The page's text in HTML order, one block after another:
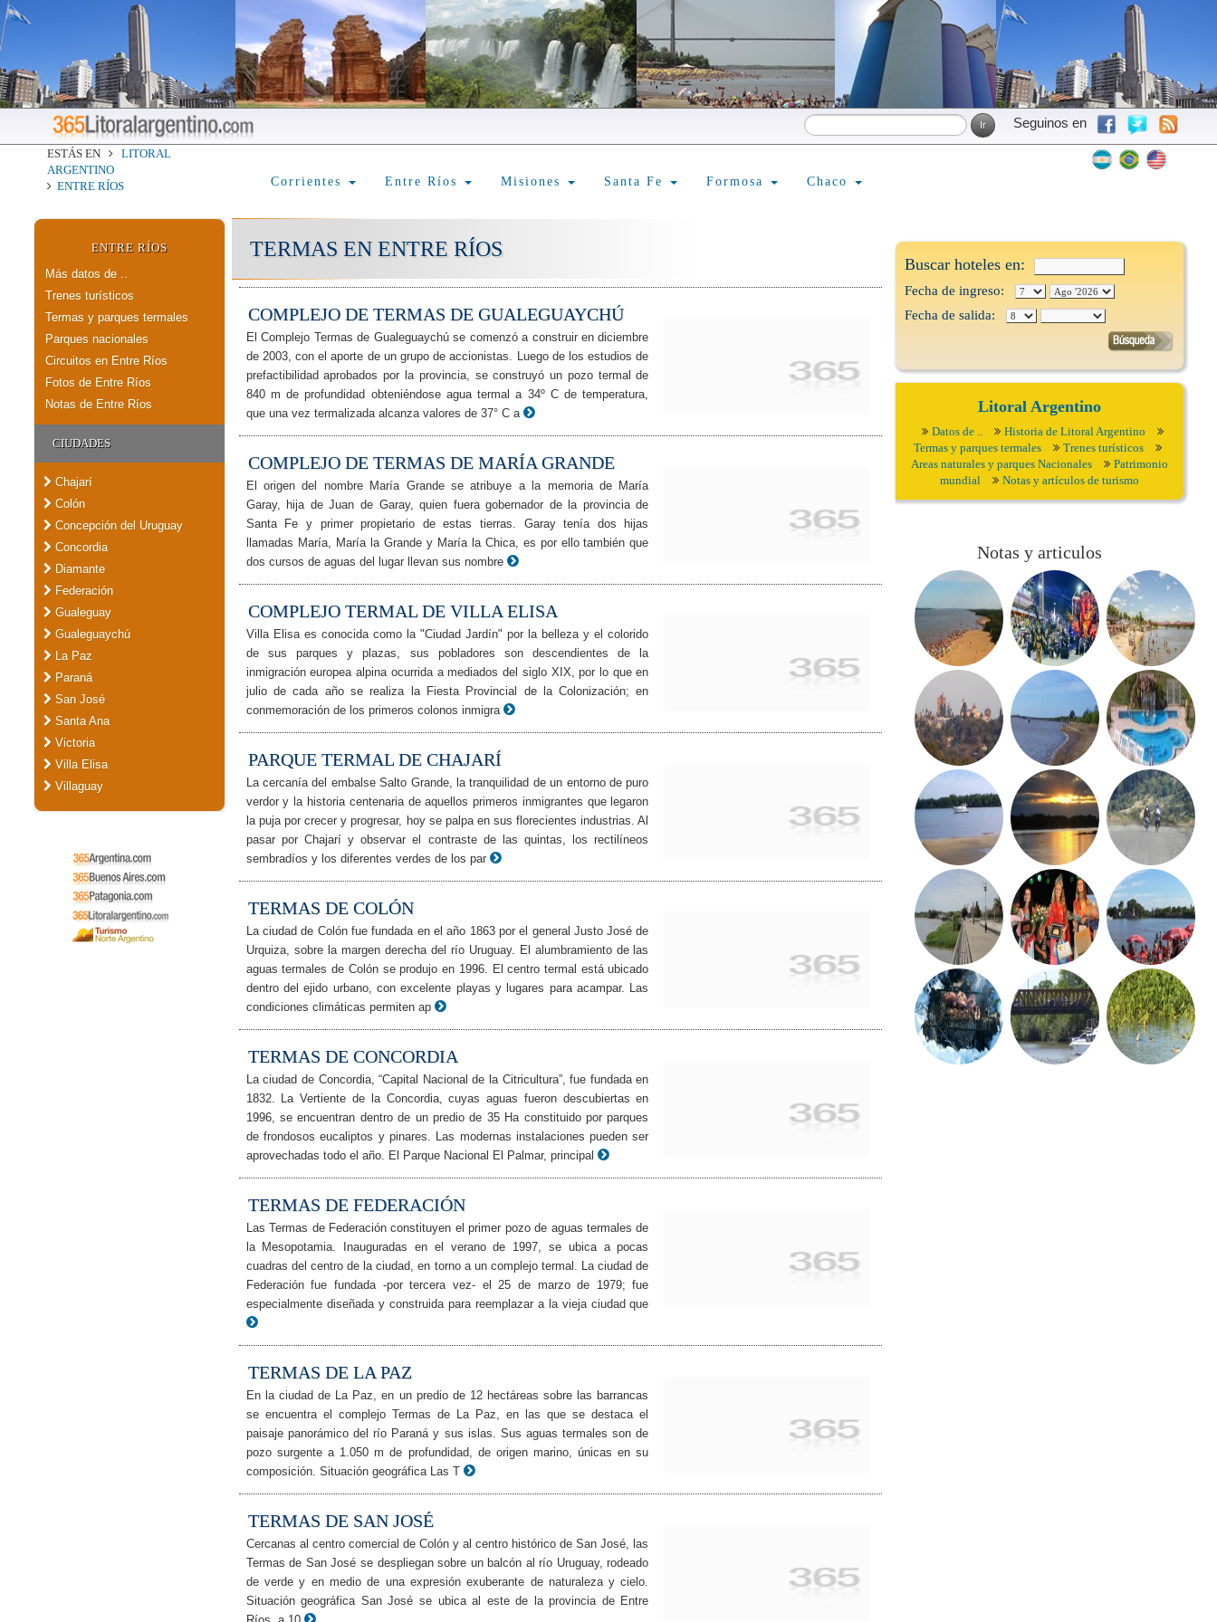
Seguinos en
ESTÁS EN
LITORAL
ARGENTINO
ENTRE RÍOS
Corrientes Entre Ríos Misiones Santa Fe Formosa Chaco
ENTRE RÍOS
Más datos de ..
Trenes turísticos
Termas y parques termales
Parques nacionales
Circuitos en Entre Ríos
Fotos de Entre Ríos
Notas de Entre Ríos
CIUDADES
Chajarí
Colón
Concepción del Uruguay
Concordia
Diamante
Federación
Gualeguay
Gualeguaychú
La Paz
Paraná
San José
Santa Ana
Victoria
Villa Elisa
Villaguay
TERMAS EN ENTRE RÍOS
COMPLEJO DE TERMAS DE GUALEGUAYCHÚ
El Complejo Termas de Gualeguaychú se comenzó a construir en diciembre
de 2003, con el aporte de un grupo de accionistas. Luego de los estudios de
prefactibilidad aprobados por la provincia, se construyó un pozo termal de
840 m de profundidad obteniéndose agua termal a 34º C de temperatura,
que una vez termalizada alcanza valores de 37° C a
COMPLEJO DE TERMAS DE MARÍA GRANDE
El origen del nombre María Grande se atribuye a la memoria de María
Garay, hija de Juan de Garay, quien fuera gobernador de la provincia de
Santa Fe y primer propietario de estas tierras. Garay tenía dos hijas
llamadas María, María la Grande y María la Chica, es por ello también que
dos cursos de aguas del lugar llevan sus nombre
COMPLEJO TERMAL DE VILLA ELISA
Villa Elisa es conocida como la "Ciudad Jardín" por la belleza y el colorido
de sus parques y plazas, sus pobladores son descendientes de la
inmigración europea alpina ocurrida a mediados del siglo XIX, por lo que en
julio de cada año se realiza la Fiesta Provincial de la Colonización; en
conmemoración de los primeros colonos inmigra
PARQUE TERMAL DE CHAJARÍ
La cercanía del embalse Salto Grande, la tranquilidad de un entorno de puro
verdor y la historia centenaria de aquellos primeros inmigrantes que legaron
la puja por crecer y progresar, hoy se palpa en sus florecientes industrias. Al
pasar por Chajarí y observar el contraste de las quintas, los rectilíneos
sembradíos y los diferentes verdes de los par
TERMAS DE COLÓN
La ciudad de Colón fue fundada en el año 1863 por el general Justo José de
Urquiza, sobre la margen derecha del río Uruguay. El alumbramiento de las
aguas termales de Colón se produjo en 1996. El centro termal está ubicado
dentro del ejido urbano, con excelente playas y lugares para acampar. Las
condiciones climáticas permiten ap
TERMAS DE CONCORDIA
La ciudad de Concordia, “Capital Nacional de la Citricultura”, fue fundada en
1832. La Vertiente de la Concordia, cuyas aguas fueron descubiertas en
1996, se encuentran dentro de un predio de 35 Ha constituido por parques
de frondosos eucaliptos y pinares. Las modernas instalaciones pueden ser
aprovechadas todo el año. El Parque Nacional El Palmar, principal
TERMAS DE FEDERACIÓN
Las Termas de Federación constituyen el primer pozo de aguas termales de
la Mesopotamia. Inauguradas en el verano de 1997, se ubica a pocas
cuadras del centro de la ciudad, en torno a un complejo termal. La ciudad de
Federación fue fundada -por tercera vez- el 25 de marzo de 1979; fue
especialmente diseñada y construida para reemplazar a la vieja ciudad que
TERMAS DE LA PAZ
En la ciudad de La Paz, en un predio de 12 hectáreas sobre las barrancas
se encuentra el complejo Termas de La Paz, en las que se destaca el
paisaje panorámico del río Paraná y sus islas. Sus aguas termales son de
pozo surgente a 1.050 m de profundidad, de origen marino, únicas en su
composición. Situación geográfica Las T
TERMAS DE SAN JOSÉ
Cercanas al centro comercial de Colón y al centro histórico de San José, las
Termas de San José se despliegan sobre un balcón al río Uruguay, rodeado
de verde y en medio de una expresión exuberante de naturaleza y cielo.
Situación geográfica San José se ubica al este de la provincia de Entre
Buscar hoteles en:
Fecha de ingreso:
Fecha de salida:
Litoral Argentino
Datos de ..
Historia de Litoral Argentino
Termas y parques termales
Trenes turísticos
Areas naturales y parques Nacionales
Patrimonio
mundial
Notas y artículos de turismo
Notas y articulos